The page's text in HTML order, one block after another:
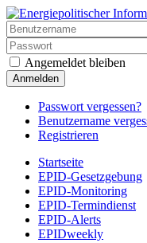
Angemeldet bleiben
Anmelden
Passwort vergessen?
Benutzername
Registrieren
Startseite
EPID-Gesetzgebung
EPID-Monitoring
EPID-Termindienst
EPID-Alerts
EPIDweekly